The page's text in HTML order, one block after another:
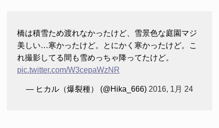
橋は積雪ため渡れなかったけど、雪景色な庭園マジ
美しい…寒かったけど。とにかく寒かったけど。こ
れ撮影してる間も雪めっちゃ降ってたけど。
pic.twitter.com/W3cepaWzNR
— ヒカル（爆裂種） (@Hika_666) 2016, 1月 24